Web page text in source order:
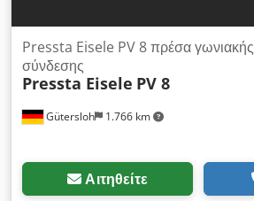
Gütersloh 1.766 km
Pressta Eisele PV 8 πρέσα γωνιακής
σύνδεσης
Pressta Eisele PV 8
Αιτηθείτε